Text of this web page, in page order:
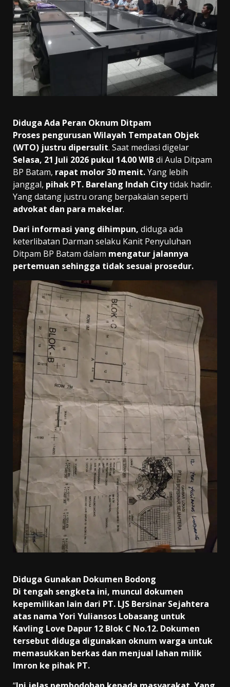
Diduga Ada Peran Oknum Ditpam
Proses pengurusan Wilayah Tempatan Objek
(WTO) justru dipersulit. Saat mediasi digelar
Selasa, 21 Juli 2026 pukul 14.00 WIBdi Aula Ditpam
BP Batam, rapat molor 30 menit.Yang lebih
janggal, pihak PT. Barelang Indah Citytidak hadir.
Yang datang justru orang berpakaian seperti
advokat dan para makelar.
Dari informasi yang dihimpun, diduga ada
keterlibatan Darman selaku Kanit Penyuluhan
Ditpam BP Batam dalam mengatur jalannya
pertemuan sehingga tidak sesuai prosedur.
Diduga Gunakan Dokumen Bodong
Di tengah sengketa ini, muncul dokumen
kepemilikan lain dari PT. LJS Bersinar Sejahtera
atas nama Yori Yuliansos Lobasang untuk
Kavling Love Dapur 12 Blok C No.12. Dokumen
tersebut diduga digunakan oknum warga untuk
memasukkan berkas dan menjual lahan milik
Imron ke pihak PT.